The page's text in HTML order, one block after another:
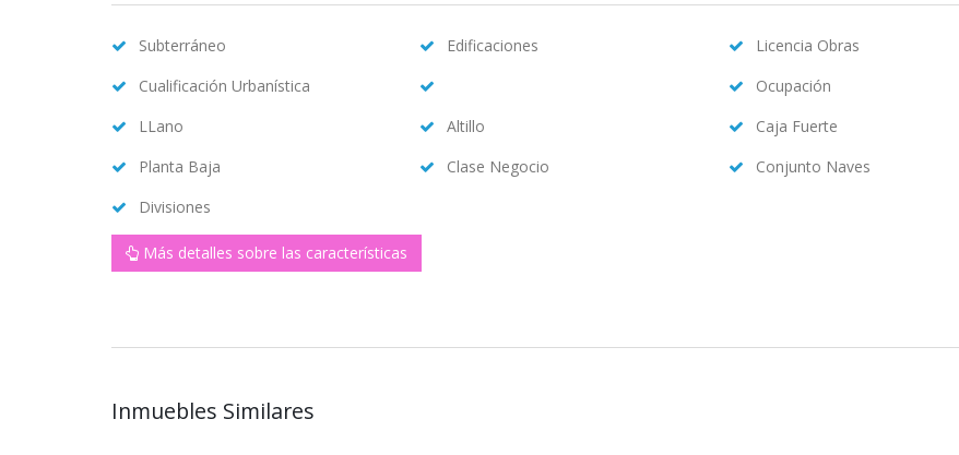
Subterráneo Edificaciones
Licencia Obras
Cualificación Urbanística
Ocupación
LLano
Altillo
Caja Fuerte
Planta Baja
Clase Negocio
Conjunto Naves
Divisiones
Más detalles sobre las características
Inmuebles Similares